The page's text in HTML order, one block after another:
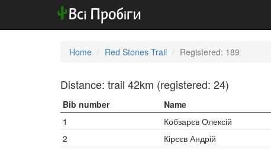
Home Red Stones Trail Registered: 189
Distance: trail 42km (registered: 24)
Bib number Name
1
Кобзарєв Олексій
2
Кірєєв Андрій